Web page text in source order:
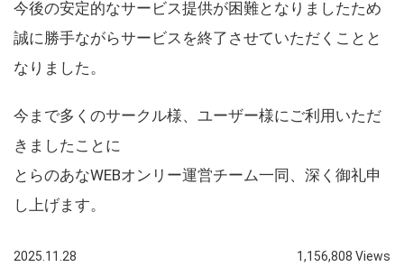
今後の安定的なサービス提供が困難となりましたため
誠に勝手ながらサービスを終了させていただくことと
なりました。
今まで多くのサークル様、ユーザー様にご利用いただ
きましたことに
とらのあなWEBオンリー運営チーム一同、深く御礼申
し上げます。
2025.11.28 1,156,808 Views